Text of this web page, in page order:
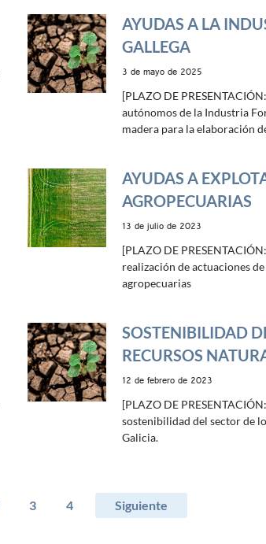
AYUDAS A LA
GALLEGA
3 de mayo de 2025
[PLAZO DE
autónomos de la Industria
madera para la elaboración
AYUDAS A
AGROPECUARIAS
13 de julio de 2023
[PLAZO DE
realización de actuaciones
agropecuarias
SOSTENIBILIDAD
RECURSOS
12 de febrero de 2023
[PLAZO DE
sostenibilidad del sector de
Galicia.
3 4 Siguiente